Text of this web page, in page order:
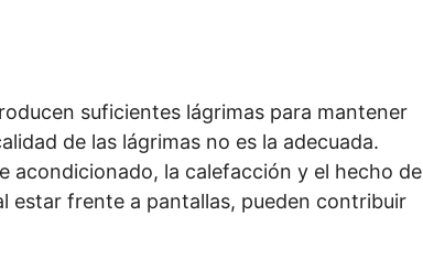
suficientes lágrimas para mantener
de las lágrimas no es la adecuada.
acondicionado, la calefacción y el hecho de
estar frente a pantallas, pueden contribuir